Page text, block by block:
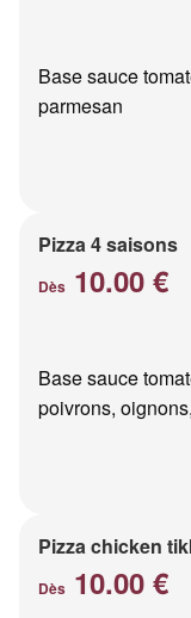
Base sauce
parmesan
Pizza 4 saisons
Dès 10.00 €
Base sauce
poivrons,
Pizza chicken
Dès 10.00 €